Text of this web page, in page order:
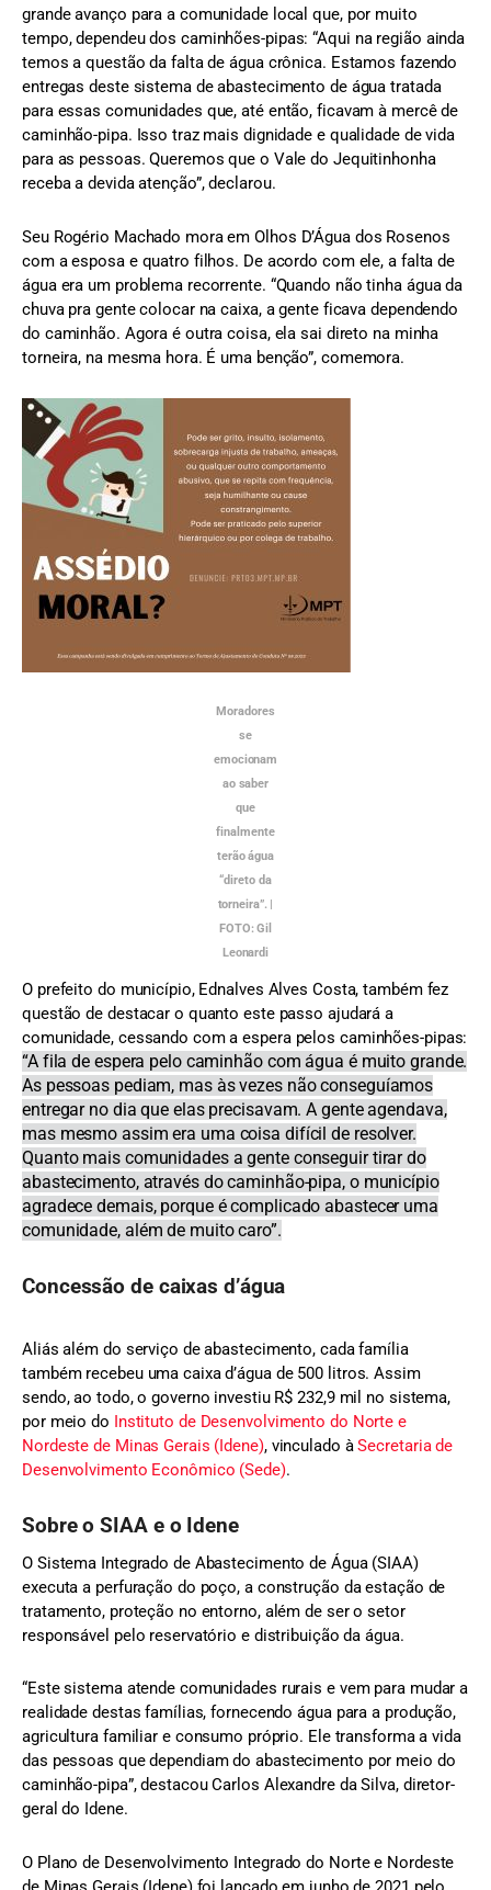
grande avanço para a comunidade local que, por muito
tempo, dependeu dos caminhões-pipas: “Aqui na região ainda
temos a questão da falta de água crônica. Estamos fazendo
entregas deste sistema de abastecimento de água tratada
para essas comunidades que, até então, ficavam à mercê de
caminhão-pipa. Isso traz mais dignidade e qualidade de vida
para as pessoas. Queremos que o Vale do Jequitinhonha
receba a devida atenção”, declarou.
Seu Rogério Machado mora em Olhos D’Água dos Rosenos
com a esposa e quatro filhos. De acordo com ele, a falta de
água era um problema recorrente. “Quando não tinha água da
chuva pra gente colocar na caixa, a gente ficava dependendo
do caminhão. Agora é outra coisa, ela sai direto na minha
torneira, na mesma hora. É uma benção”, comemora.
Moradores
se
emocionam
ao saber
que
finalmente
terão água
“direto da
torneira”. |
FOTO: Gil
Leonardi
O prefeito do município, Ednalves Alves Costa, também fez
questão de destacar o quanto este passo ajudará a
comunidade, cessando com a espera pelos caminhões-pipas:
“A fila de espera pelo caminhão com água é muito grande.
As pessoas pediam, mas às vezes não conseguíamos
entregar no dia que elas precisavam. A gente agendava,
mas mesmo assim era uma coisa difícil de resolver.
Quanto mais comunidades a gente conseguir tirar do
abastecimento, através do caminhão-pipa, o município
agradece demais, porque é complicado abastecer uma
comunidade, além de muito caro”.
Concessão de caixas d’água
Aliás além do serviço de abastecimento, cada família
também recebeu uma caixa d’água de 500 litros. Assim
sendo, ao todo, o governo investiu R$ 232,9 mil no sistema,
por meio do Instituto de Desenvolvimento do Norte e
Nordeste de Minas Gerais (Idene), vinculado àSecretaria de
Desenvolvimento Econômico (Sede).
Sobre o SIAA e o Idene
O Sistema Integrado de Abastecimento de Água (SIAA)
executa a perfuração do poço, a construção da estação de
tratamento, proteção no entorno, além de ser o setor
responsável pelo reservatório e distribuição da água.
“Este sistema atende comunidades rurais e vem para mudar a
realidade destas famílias, fornecendo água para a produção,
agricultura familiar e consumo próprio. Ele transforma a vida
das pessoas que dependiam do abastecimento por meio do
caminhão-pipa”, destacou Carlos Alexandre da Silva, diretor-
geral do Idene.
O Plano de Desenvolvimento Integrado do Norte e Nordeste